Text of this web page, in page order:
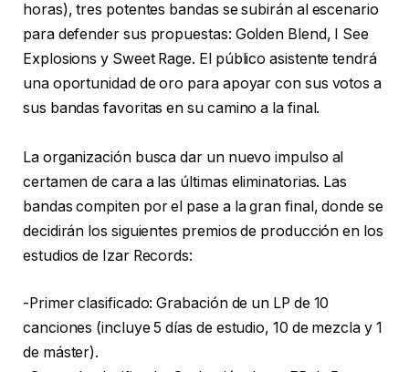
horas), tres potentes bandas se subirán al escenario
para defender sus propuestas: Golden Blend, I See
Explosions y Sweet Rage. El público asistente tendrá
una oportunidad de oro para apoyar con sus votos a
sus bandas favoritas en su camino a la final.
La organización busca dar un nuevo impulso al
certamen de cara a las últimas eliminatorias. Las
bandas compiten por el pase a la gran final, donde se
decidirán los siguientes premios de producción en los
estudios de Izar Records:
-Primer clasificado: Grabación de un LP de 10
canciones (incluye 5 días de estudio, 10 de mezcla y 1
de máster).